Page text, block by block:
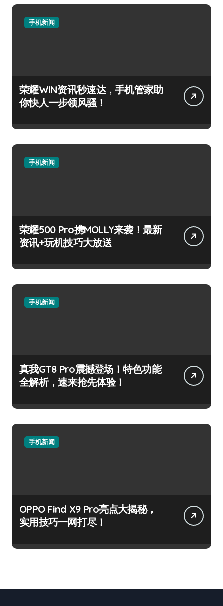
手机新闻
荣耀WIN资讯秒速达，手机管家助
你快人一步领风骚！
手机新闻
荣耀500 Pro携MOLLY来袭！最新
资讯+玩机技巧大放送
手机新闻
真我GT8 Pro震撼登场！特色功能
全解析，速来抢先体验！
手机新闻
OPPO Find X9 Pro亮点大揭秘，
实用技巧一网打尽！